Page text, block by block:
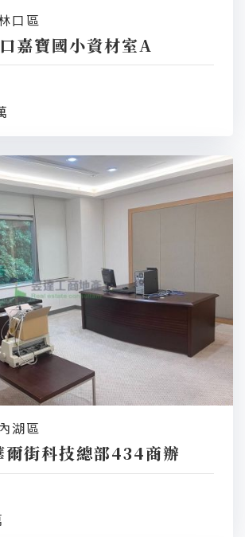
口區
嘉寶國小資材室A
湖區
爾街科技總部434商辦